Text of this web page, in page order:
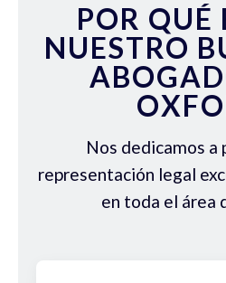
POR QUÉ
NUESTRO
Nos dedicamos a
representación legal
en toda el área